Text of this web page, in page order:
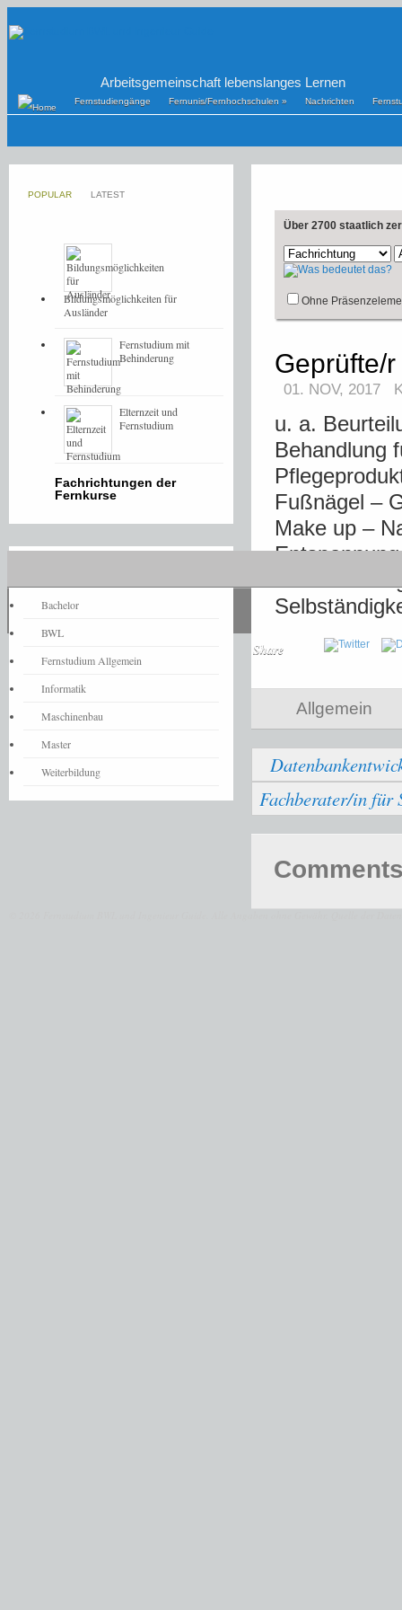
Arbeitsgemeinschaft lebenslanges Lernen
Fernstudiengänge Fernunis/Fernhochschulen » Nachrichten
Über 2700 staatlich
Ohne
Geprüfte/
01. NOV, 2017
u. a.
Behandlung
Fußnägel –
Make up –
Share
Allgemein
Fachberater/in für
POPULAR LATEST
Bildungsmöglichkeiten für
Ausländer
Fernstudium mit
Behinderung
Elternzeit und
Fernstudium
Fachrichtungen der
Fernkurse
Bachelor
BWL
Fernstudium Allgemein
Informatik
Maschinenbau
Master
Weiterbildung